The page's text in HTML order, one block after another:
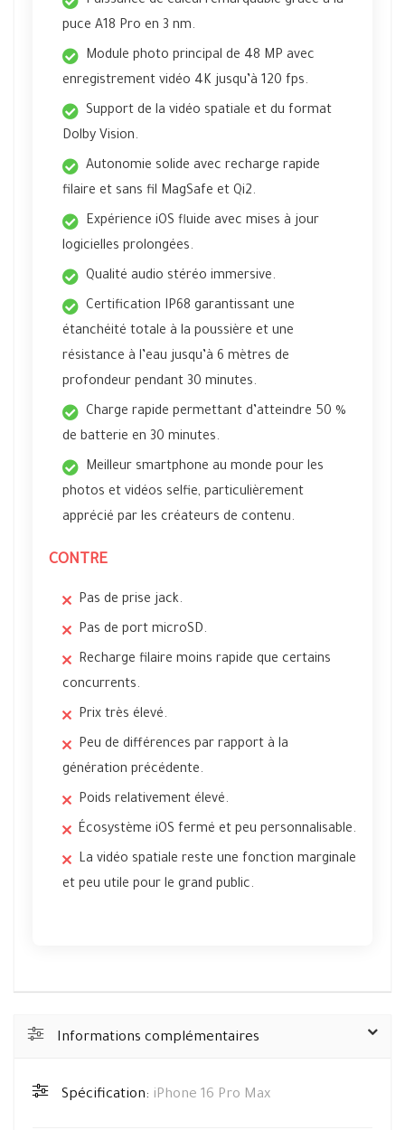
puce A18 Pro en 3 nm.
Module photo principal de 48 MP avec
enregistrement vidéo 4K jusqu’à 120 fps.
Support de la vidéo spatiale et du format
Dolby Vision.
Autonomie solide avec recharge rapide
filaire et sans fil MagSafe et Qi2.
Expérience iOS fluide avec mises à jour
logicielles prolongées.
Qualité audio stéréo immersive.
Certification IP68 garantissant une
étanchéité totale à la poussière et une
résistance à l’eau jusqu’à 6 mètres de
profondeur pendant 30 minutes.
Charge rapide permettant d’atteindre 50 %
de batterie en 30 minutes.
Meilleur smartphone au monde pour les
photos et vidéos selfie, particulièrement
apprécié par les créateurs de contenu.
CONTRE
Pas de prise jack.
Pas de port microSD.
Recharge filaire moins rapide que certains
concurrents.
Prix très élevé.
Peu de différences par rapport à la
génération précédente.
Poids relativement élevé.
Écosystème iOS fermé et peu personnalisable.
La vidéo spatiale reste une fonction marginale
et peu utile pour le grand public.
Informations complémentaires
Spécification: iPhone 16 Pro Max